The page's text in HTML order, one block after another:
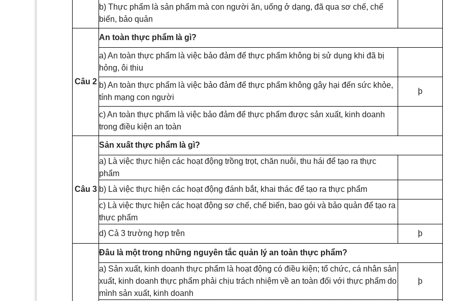
b) Thực phẩm là sản phẩm mà con người ăn, uống ở dạng, đã qua sơ chế, chế
biến, bảo quản
Câu 2
An toàn thực phẩm là gì?
a) An toàn thực phẩm là việc bảo đảm để thực phẩm không bị sử dụng khi đã bị
hỏng, ôi thiu
b) An toàn thực phẩm là việc bảo đảm để thực phẩm không gây hại đến sức khỏe,
tính mạng con người
þ
c) An toàn thực phẩm là việc bảo đảm để thực phẩm được sản xuất, kinh doanh
trong điều kiện an toàn
Câu 3
Sản xuất thực phẩm là gì?
a) Là việc thực hiện các hoạt động trồng trọt, chăn nuôi, thu hái để tạo ra thực
phẩm
b) Là việc thực hiện các hoạt động đánh bắt, khai thác để tạo ra thực phẩm
c) Là việc thực hiện các hoạt động sơ chế, chế biến, bao gói và bảo quản để tạo ra
thực phẩm
d) Cả 3 trường hợp trên
þ
Đâu là một trong những nguyên tắc quản lý an toàn thực phẩm?
a) Sản xuất, kinh doanh thực phẩm là hoạt động có điều kiện; tổ chức, cá nhân sản
xuất, kinh doanh thực phẩm phải chịu trách nhiệm về an toàn đối với thực phẩm do
mình sản xuất, kinh doanh
þ